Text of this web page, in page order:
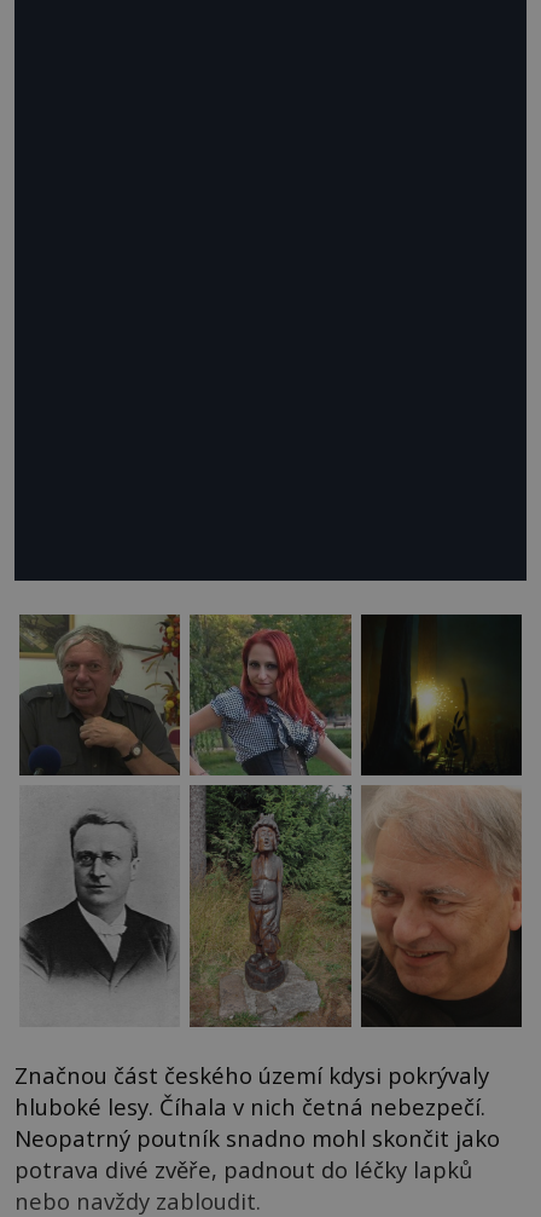
Značnou část českého území kdysi pokrývaly
hluboké lesy. Číhala v nich četná nebezpečí.
Neopatrný poutník snadno mohl skončit jako
potrava divé zvěře, padnout do léčky lapků
nebo navždy zabloudit.